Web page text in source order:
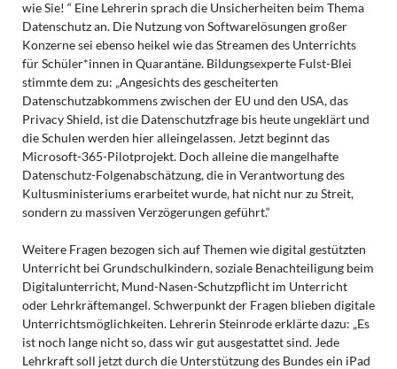
wie Sie! “ Eine Lehrerin sprach die Unsicherheiten beim Thema
Datenschutz an. Die Nutzung von Softwarelösungen großer
Konzerne sei ebenso heikel wie das Streamen des Unterrichts
für Schüler*innen in Quarantäne. Bildungsexperte Fulst-Blei
stimmte dem zu: „Angesichts des gescheiterten
Datenschutzabkommens zwischen der EU und den USA, das
Privacy Shield, ist die Datenschutzfrage bis heute ungeklärt und
die Schulen werden hier alleingelassen. Jetzt beginnt das
Microsoft-365-Pilotprojekt. Doch alleine die mangelhafte
Datenschutz-Folgenabschätzung, die in Verantwortung des
Kultusministeriums erarbeitet wurde, hat nicht nur zu Streit,
sondern zu massiven Verzögerungen geführt.“
Weitere Fragen bezogen sich auf Themen wie digital gestützten
Unterricht bei Grundschulkindern, soziale Benachteiligung beim
Digitalunterricht, Mund-Nasen-Schutzpflicht im Unterricht
oder Lehrkräftemangel. Schwerpunkt der Fragen blieben digitale
Unterrichtsmöglichkeiten. Lehrerin Steinrode erklärte dazu: „Es
ist noch lange nicht so, dass wir gut ausgestattet sind. Jede
Lehrkraft soll jetzt durch die Unterstützung des Bundes ein iPad